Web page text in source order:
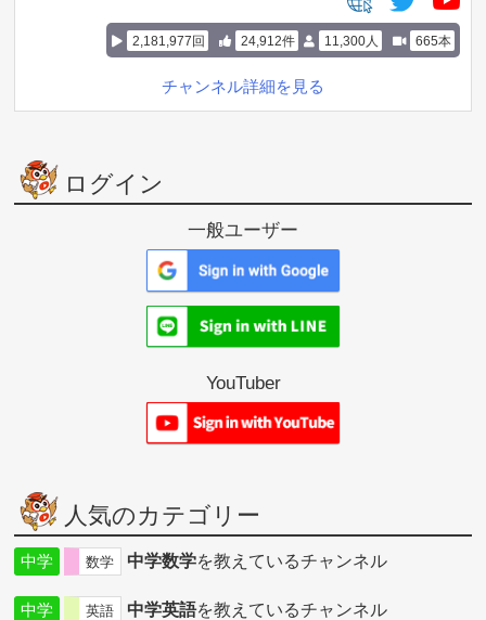
11,300人 665本
2,181,977回 24,912件
チャンネル詳細を見る
ログイン
一般ユーザー
YouTuber
人気のカテゴリー
中学 数学 中学数学を教えているチャンネル
中学 英語 中学英語を教えているチャンネル